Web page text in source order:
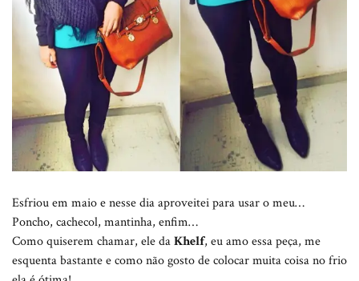
Esfriou em maio e nesse dia aproveitei para usar o meu…
Poncho, cachecol, mantinha, enfim…
Como quiserem chamar, ele daKhelf, eu amo essa peça, me
esquenta bastante e como não gosto de colocar muita coisa no frio